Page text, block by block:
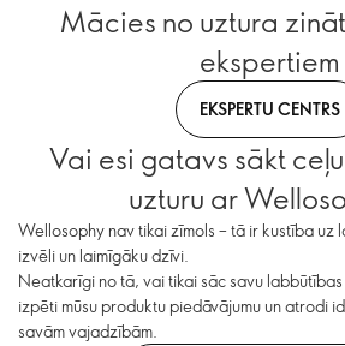
Mācies no uztura
ekspertiem
EKSPERTU CENTRS
Vai esi gatavs sākt
uzturu ar
Wellosophy nav tikai zīmols – tā ir kustība uz
izvēli un laimīgāku dzīvi.
Neatkarīgi no tā, vai tikai sāc savu
izpēti mūsu produktu piedāvājumu un atrodi
savām vajadzībām.